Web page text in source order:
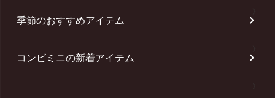
季節のおすすめアイテム
コンビミニの新着アイテム